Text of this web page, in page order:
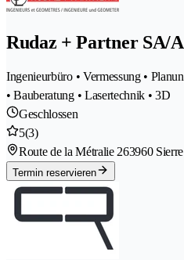
Rudaz + Partner SA/
Ingenieurbüro • Vermessung •
• Bauberatung • Lasertechnik • 3D
Geschlossen
5(3)
Route de la Métralie 263960 Sierre
Termin reservieren